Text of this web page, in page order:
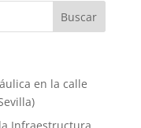
en la calle